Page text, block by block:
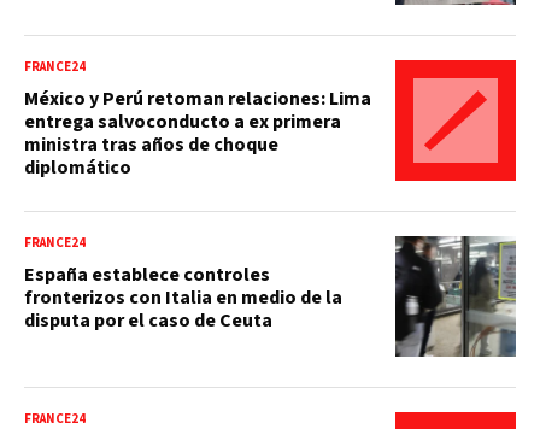
FRANCE24
México y Perú retoman relaciones: Lima
entrega salvoconducto a ex primera
ministra tras años de choque
diplomático
FRANCE24
España establece controles
fronterizos con Italia en medio de la
disputa por el caso de Ceuta
FRANCE24